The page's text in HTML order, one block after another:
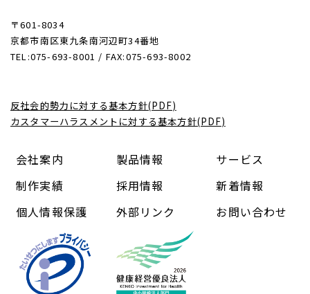
〒601-8034
京都市南区東九条南河辺町34番地
TEL:075-693-8001 / FAX:075-693-8002
反社会的勢力に対する基本方針(PDF)
カスタマーハラスメントに対する基本方針(PDF)
会社案内 製品情報
サービス
制作実績
採用情報
新着情報
個人情報保護
外部リンク お問い合わせ